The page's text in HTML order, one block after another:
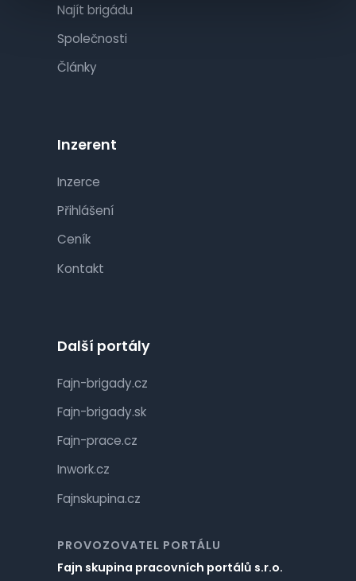
Najít brigádu
Společnosti
Články
Inzerent
Inzerce
Přihlášení
Ceník
Kontakt
Další portály
Fajn-brigady.cz
Fajn-brigady.sk
Fajn-prace.cz
Inwork.cz
Fajnskupina.cz
PROVOZOVATEL PORTÁLU
Fajn skupina pracovních portálů s.r.o.